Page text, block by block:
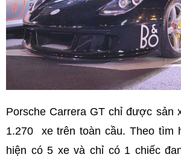
Porsche Carrera GT chỉ được sản
1.270 xe trên toàn cầu. Theo tìm
hiện có 5 xe và chỉ có 1 chiếc